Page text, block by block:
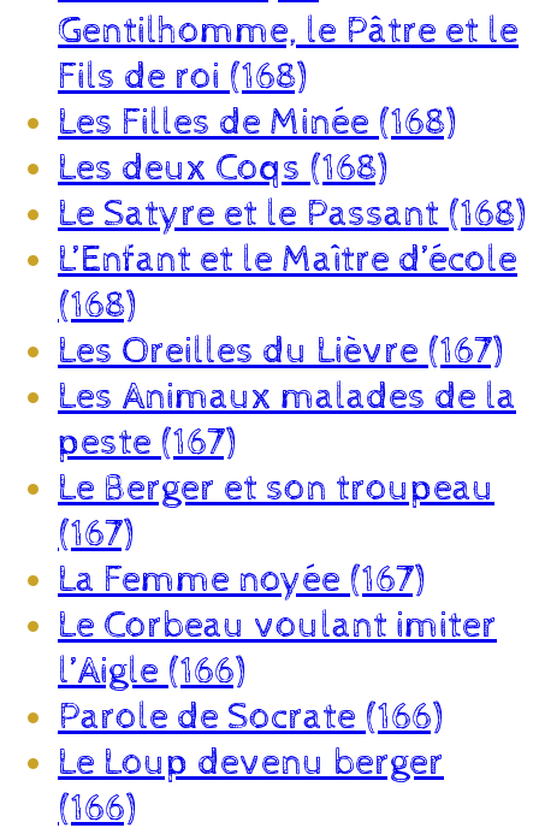
Gentilhomme, le Pâtre et le
Fils de roi (168)
Les Filles de Minée (168)
Les deux Coqs (168)
Le Satyre et le Passant (168)
L’Enfant et le Maître d’école
(168)
Les Oreilles du Lièvre (167)
Les Animaux malades de la
peste (167)
Le Berger et son troupeau
(167)
La Femme noyée (167)
Le Corbeau voulant imiter
l’Aigle (166)
Parole de Socrate (166)
Le Loup devenu berger
(166)